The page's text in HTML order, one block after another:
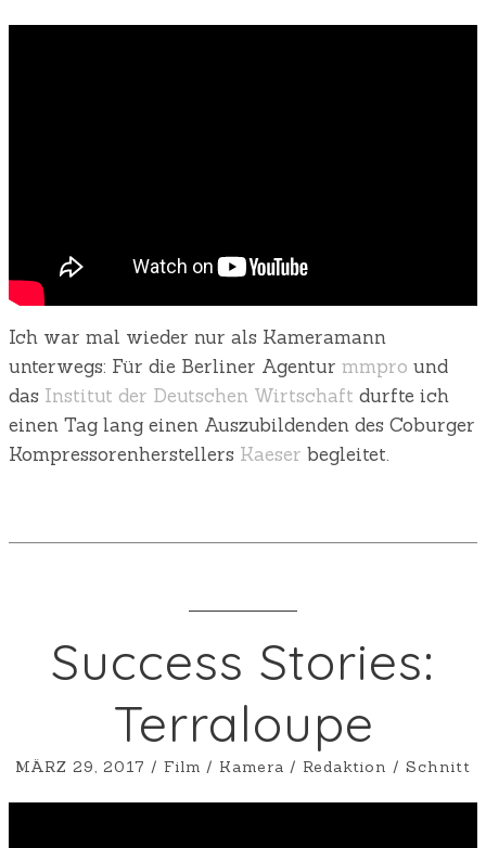
Ich war mal wieder nur als Kameramann
unterwegs: Für die Berliner Agentur mmpro und
das Institut der Deutschen Wirtschaft durfte ich
einen Tag lang einen Auszubildenden des Coburger
Kompressorenherstellers Kaeser begleitet.
Success Stories:
Terraloupe
MÄRZ 29, 2017 / Film / Kamera / Redaktion / Schnitt